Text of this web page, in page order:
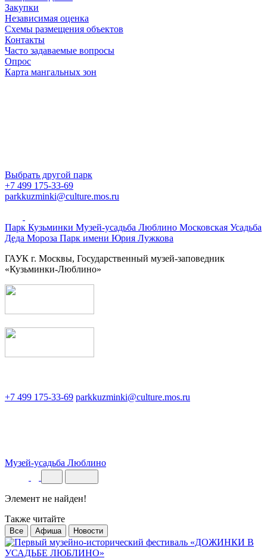
Закупки
Независимая оценка
Схемы размещения объектов
Контакты
Часто задаваемые вопросы
Опрос
Карта мангальных зон
Выбрать другой парк
+7 499 175-33-69
parkkuzminki@culture.mos.ru
Парк Кузьминки Музей-усадьба Люблино Московская Усадьба
Деда Мороза Парк имени Юрия Лужкова
ГАУК г. Москвы, Государственный музей-заповедник
«Кузьминки-Люблино»
+7 499 175-33-69 parkkuzminki@culture.mos.ru
Музей-усадьба Люблино
Элемент не найден!
Также читайте
Все Афиша Новости